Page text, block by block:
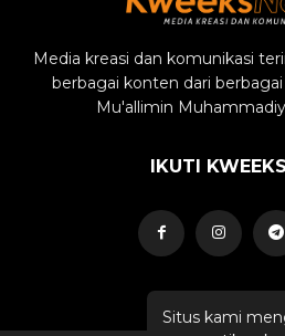
Situs kami
Media kreasi dan komunikasi
berbagai konten dari
Mu'allimin
IKUTI